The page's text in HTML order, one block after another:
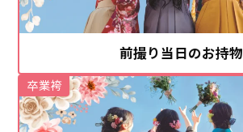
前撮り当日のお持物
卒業袴